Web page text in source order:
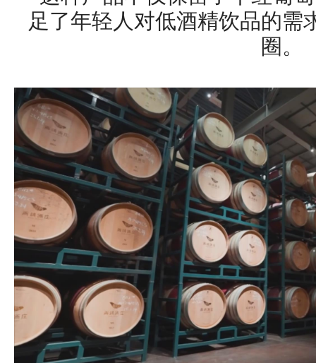
足了年轻人对低酒精饮品的需
圈。